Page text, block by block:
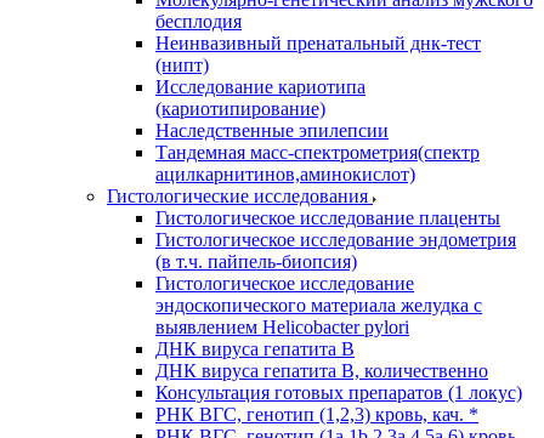
бесплодия
Неинвазивный пренатальный днк-тест
(нипт)
Исследование кариотипа
(кариотипирование)
Наследственные эпилепсии
Тандемная масс-спектрометрия(спектр
ацилкарнитинов,аминокислот)
Гистологические исследования
Гистологическое исследование плаценты
Гистологическое исследование эндометрия
(в т.ч. пайпель-биопсия)
Гистологическое исследование
эндоскопического материала желудка с
выявлением Helicobacter pylori
ДНК вируса гепатита B
ДНК вируса гепатита B, количественно
Консультация готовых препаратов (1 локус)
РНК ВГC, генотип (1,2,3) кровь, кач. *